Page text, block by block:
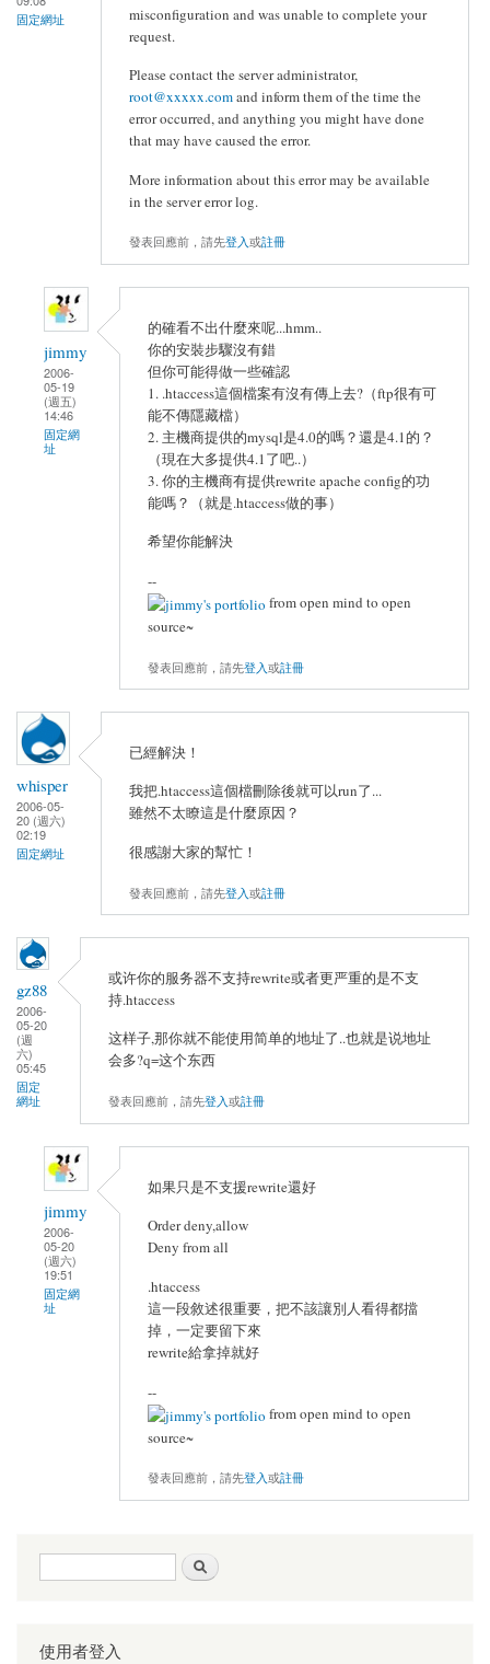
固定網址
misconfiguration and was unable to complete your
request.
Please contact the server administrator,
root@xxxxx.comand inform them of the time the
error occurred, and anything you might have done
that may have caused the error.
More information about this error may be available
in the server error log.
發表回應前，請先登入或註冊
jimmy
2006-
05-19
(週五)
14:46
固定網
址
的確看不出什麼來呢...hmm..
你的安裝步驟沒有錯
但你可能得做一些確認
1. .htaccess這個檔案有沒有傳上去?（ftp很有可
能不傳隱藏檔）
2. 主機商提供的mysql是4.0的嗎？還是4.1的？
（現在大多提供4.1了吧..）
3. 你的主機商有提供rewrite apache config的功
能嗎？（就是.htaccess做的事）
希望你能解決
--
from open mind to open
source~
發表回應前，請先登入或註冊
whisper
2006-05-
20 (週六)
02:19
固定網址
已經解決！
我把.htaccess這個檔刪除後就可以run了...
雖然不太瞭這是什麼原因？
很感謝大家的幫忙！
發表回應前，請先登入或註冊
gz88
2006-
05-20
(週
六)
05:45
固定
網址
或许你的服务器不支持rewrite或者更严重的是不支
持.htaccess
这样子,那你就不能使用简单的地址了..也就是说地址
会多?q=这个东西
發表回應前，請先登入或註冊
jimmy
2006-
05-20
(週六)
19:51
固定網
址
如果只是不支援rewrite還好
Order deny,allow
Deny from all
.htaccess
這一段敘述很重要，把不該讓別人看得都擋
掉，一定要留下來
rewrite給拿掉就好
--
from open mind to open
source~
發表回應前，請先登入或註冊
搜尋表單
使用者登入